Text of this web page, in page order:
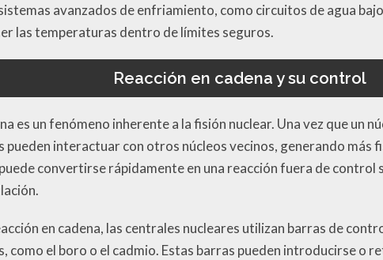
avanzados de enfriamiento, como circuitos de agua
las temperaturas dentro de límites seguros.
Reacción en cadena y su control
es un fenómeno inherente a la fisión nuclear. Una vez que un
pueden interactuar con otros núcleos vecinos, generando más
convertirse rápidamente en una reacción fuera de control
en cadena, las centrales nucleares utilizan barras de
como el boro o el cadmio. Estas barras pueden introducirse o